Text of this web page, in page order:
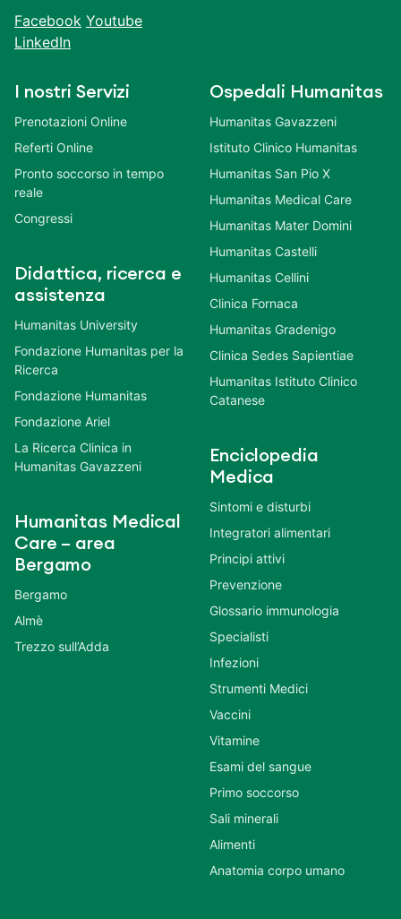
Facebook Youtube
LinkedIn
I nostri Servizi
Prenotazioni Online
Referti Online
Pronto soccorso in tempo
reale
Congressi
Didattica, ricerca e
assistenza
Humanitas University
Fondazione Humanitas per la
Ricerca
Fondazione Humanitas
Fondazione Ariel
La Ricerca Clinica in
Humanitas Gavazzeni
Humanitas Medical
Care – area
Bergamo
Bergamo
Almè
Trezzo sull’Adda
Ospedali Humanitas
Humanitas Gavazzeni
Istituto Clinico Humanitas
Humanitas San Pio X
Humanitas Medical Care
Humanitas Mater Domini
Humanitas Castelli
Humanitas Cellini
Clinica Fornaca
Humanitas Gradenigo
Clinica Sedes Sapientiae
Humanitas Istituto Clinico
Catanese
Enciclopedia
Medica
Sintomi e disturbi
Integratori alimentari
Principi attivi
Prevenzione
Glossario immunologia
Specialisti
Infezioni
Strumenti Medici
Vaccini
Vitamine
Esami del sangue
Primo soccorso
Sali minerali
Alimenti
Anatomia corpo umano